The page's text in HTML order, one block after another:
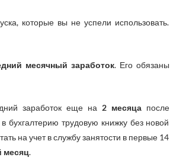
которые вы не успели использовать.
месячный заработок. Его обязаны
заработок еще на 2 месяцапосле
бухгалтерию трудовую книжку без новой
на учет в службу занятости в первые 14
месяц.